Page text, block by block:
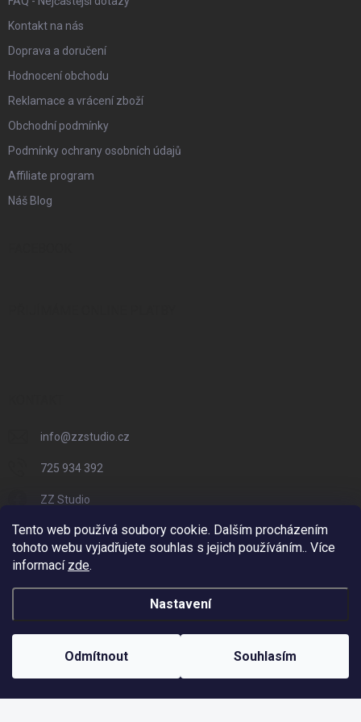
Tento web používá soubory cookie. Dalším procházením
tohoto webu vyjadřujete souhlas s jejich používáním.. Více
informací zde.
Nastavení
Odmítnout Souhlasím
Kontakt na nás
Doprava a doručení
Hodnocení obchodu
Reklamace a vrácení zboží
Obchodní podmínky
Podmínky ochrany osobních údajů
Affiliate program
Náš Blog
info@zzstudio.cz
725 934 392
ZZ Studio
zzstudio_cz
Vytvořil Shoptet
ZZ Eshop - Svět potisku. Všechna práva vyhrazena.
Odstoupit od smlouvy